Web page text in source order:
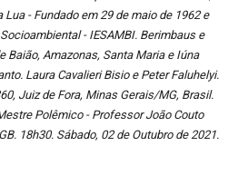
Lua - Fundado em 29 de maio de 1962 e
- IESAMBI. Berimbaus e
Baião, Amazonas, Santa Maria e Iúna
Laura Cavalieri Bisio e Peter Faluhelyi.
Juiz de Fora, Minas Gerais/MG, Brasil.
Polêmico - Professor João Couto
18h30. Sábado, 02 de Outubro de 2021.